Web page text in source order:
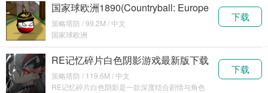
国家球欧洲1890(Countryball: Europe
1890)内购破解版下载v2.90
策略塔防 / 99.2M / 中文
国家球欧洲
款优质的塔
下载
RE记忆碎片白色阴影游戏最新版下载
安装v1.0.6
策略塔防 / 119.6M / 中文
RE记忆碎片白色阴影是一款深度结合剧情与角色
下载